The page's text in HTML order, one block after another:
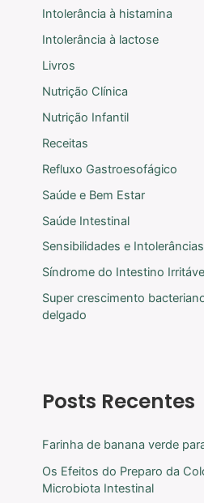
Intolerância à histamina
Intolerância à lactose
Livros
Nutrição Clínica
Nutrição Infantil
Receitas
Refluxo Gastroesofágico
Saúde e Bem Estar
Saúde Intestinal
Sensibilidades e
Síndrome do Intestino
Super crescimento
delgado
Posts Recentes
Farinha de banana verde
Os Efeitos do Preparo da
Microbiota Intestinal